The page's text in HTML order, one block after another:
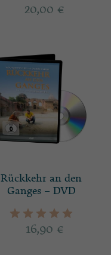
20,00 €
Rückkehr an den
Ganges – DVD
16,90 €